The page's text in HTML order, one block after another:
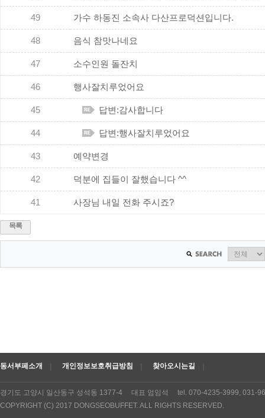
49 가수 하동진 소속사 다산프로덕션입니다.
48 음식 참맛나네요
47 소수인원 돌잔치
46 행사잘치루었어요
45 답변:감사합니다
44 답변:행사잘치루었어요
43 예약변경
42 덕분에 집들이 잘했습니다 ^^
41 사장님 내일 전화 주시죠?
목록
동서부페소개 개인정보보호취급방침 찾아오시는길
경기도 고양시 일산동구 성석동 1377-4 대표 엄임석 tel. 070-4235-3999,
COPYRIGHT (C) 2017 DONGSEOBUFFET. ALL RIGHTS RESERVED.